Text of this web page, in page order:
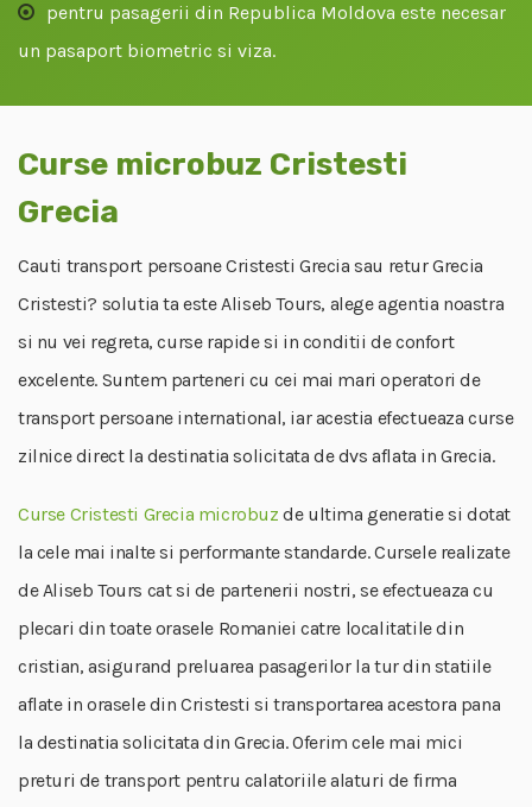
pentru pasagerii din Republica Moldova este necesar
un pasaport biometric si viza.
Curse microbuz Cristesti
Grecia
Cauti transport persoane Cristesti Grecia sau retur Grecia
Cristesti? solutia ta este Aliseb Tours, alege agentia noastra
si nu vei regreta, curse rapide si in conditii de confort
excelente. Suntem parteneri cu cei mai mari operatori de
transport persoane international, iar acestia efectueaza curse
zilnice direct la destinatia solicitata de dvs aflata in Grecia.
Curse Cristesti Grecia microbuz de ultima generatie si dotat
la cele mai inalte si performante standarde. Cursele realizate
de Aliseb Tours cat si de partenerii nostri, se efectueaza cu
plecari din toate orasele Romaniei catre localitatile din
cristian, asigurand preluarea pasagerilor la tur din statiile
aflate in orasele din Cristesti si transportarea acestora pana
la destinatia solicitata din Grecia. Oferim cele mai mici
preturi de transport pentru calatoriile alaturi de firma